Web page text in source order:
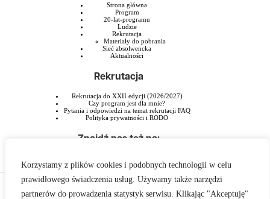
Korzystamy z plików cookies i podobnych technologii w celu
prawidłowego świadczenia usług. Używamy także narzędzi
partnerów do prowadzenia statystyk serwisu. Klikając "Akceptuję"
Strona główna
Program
20-lat-programu
Ludzie
Rekrutacja
Materiały do pobrania
Sieć absolwencka
Aktualności
Rekrutacja
Rekrutacja do XXII edycji (2026/2027)
Czy program jest dla mnie?
Pytania i odpowiedzi na temat rekrutacji FAQ
Polityka prywatności i RODO
Znajdź nas też na:
Wolności realizowanym przez Szkołę Liderstwa im. Zbigniewa Pełczyńskiego.